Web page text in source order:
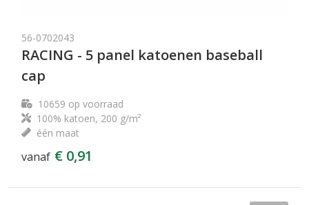
56-0702043
RACING - 5 panel katoenen baseball
cap
10659 op voorraad
100% katoen, 200 g/m²
één maat
vanaf € 0,91